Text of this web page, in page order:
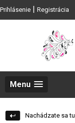
Prihlásenie | Registrácia
Menu
Nachádzate sa